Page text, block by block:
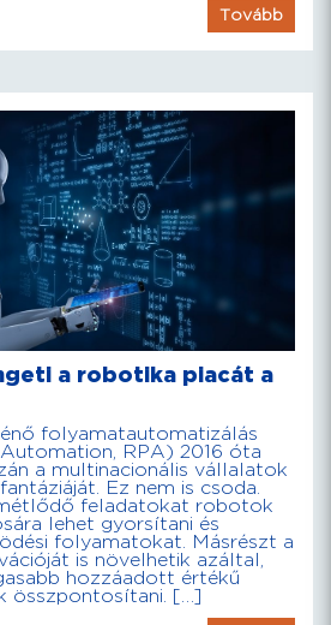
Tovább
a robotika piacát a
folyamatautomatizálás
RPA) 2016 óta
a multinacionális vállalatok
Ez nem is csoda.
feladatokat robotok
lehet gyorsítani és
folyamatokat. Másrészt a
is növelhetik azáltal,
hozzáadott értékű
összpontosítani. […]